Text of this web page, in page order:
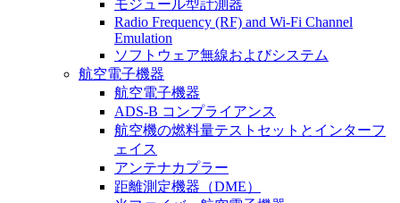
モジュール型計測器
Radio Frequency (RF) and Wi-Fi Channel
Emulation
ソフトウェア無線およびシステム
航空電子機器
航空電子機器
ADS-B コンプライアンス
航空機の燃料量テストセットとインターフ
ェイス
アンテナカプラー
距離測定機器（DME）